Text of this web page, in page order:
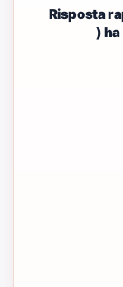
Risposta
)